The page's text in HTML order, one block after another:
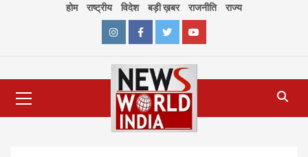
होम राष्ट्रीय विदेश बड़ी ख़बर राजनीति राज्य
InstagramFacebookTwitterYoutube
Menu